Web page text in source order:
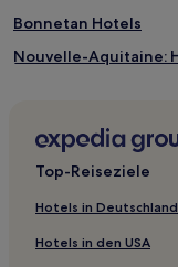
Bonnetan Hotels
Nouvelle-Aquitaine:
Gensac Hotels
Hotels nahe Château
Top-Reiseziele
Hotels in Deutschland
Hotels in den USA